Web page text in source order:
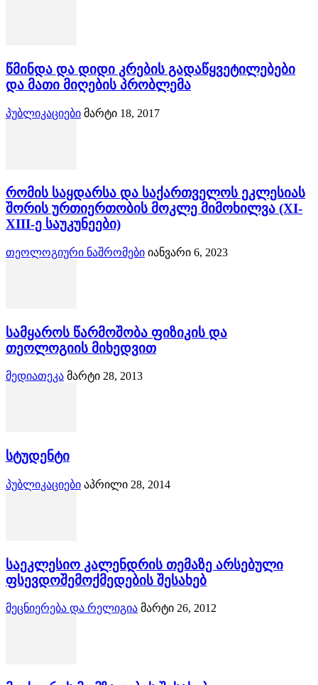
წმინდა და დიდი კრების გადაწყვეტილებები
და მათი მიღების პრობლემა
პუბლიკაციები მარტი 18, 2017
რომის საყდარსა და საქართველოს ეკლესიას
შორის ურთიერთობის მოკლე მიმოხილვა (XI-
XIII-ე საუკუნეები)
თეოლოგიური ნაშრომები იანვარი 6, 2023
სამყაროს წარმოშობა ფიზიკის და
თეოლოგიის მიხედვით
მედიათეკა მარტი 28, 2013
სტუდენტი
პუბლიკაციები აპრილი 28, 2014
საეკლესიო კალენდრის თემაზე არსებული
ფსევდოშემოქმედების შესახებ
მეცნიერება და რელიგია მარტი 26, 2012